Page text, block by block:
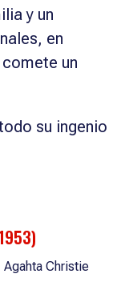
y un
en
un
su ingenio